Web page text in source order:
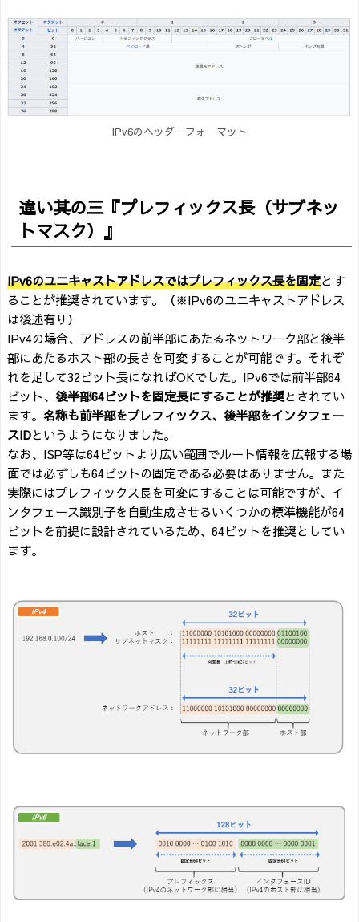
IPv6のヘッダーフォーマット
違い其の三『プレフィックス長（サブネッ
トマスク）』
IPv6のユニキャストアドレスではプレフィックス長を固定とす
ることが推奨されています。（※IPv6のユニキャストアドレス
は後述有り）
IPv4の場合、アドレスの前半部にあたるネットワーク部と後半
部にあたるホスト部の長さを可変することが可能です。それぞ
れを足して32ビット長になればOKでした。IPv6では前半部64
ビット、 後半部64ビットを固定長にすることが推奨とされてい
ます。 名称も前半部をプレフィックス、後半部をインタフェー
スIDというようになりました。
なお、ISP等は64ビットより広い範囲でルート情報を広報する場
面では必ずしも64ビットの固定である必要はありません。また
実際にはプレフィックス長を可変にすることは可能ですが、イ
ンタフェース識別子を自動生成させるいくつかの標準機能が64
ビットを前提に設計されているため、64ビットを推奨としてい
ます。